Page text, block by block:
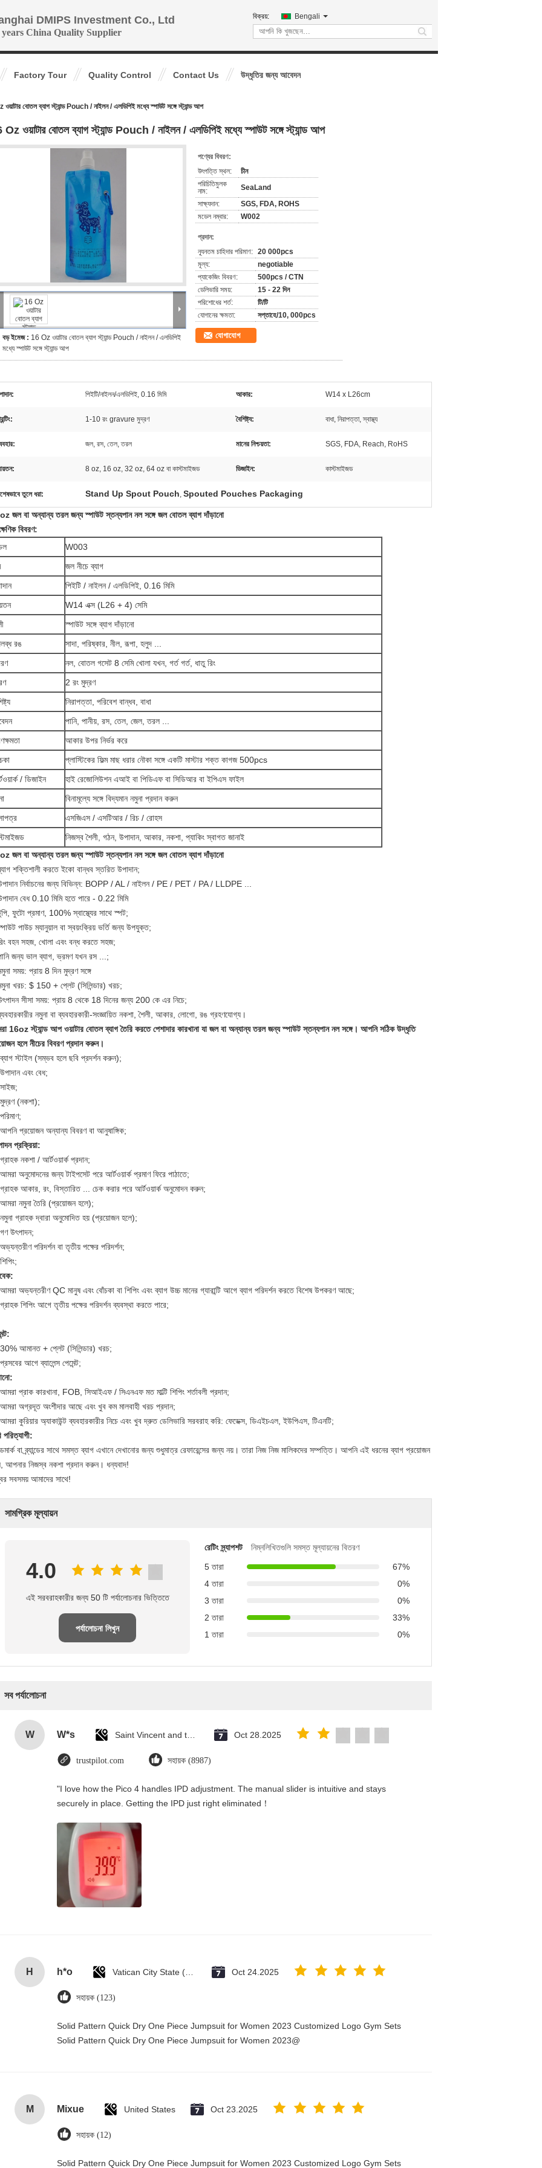
DMIPS Investment Co., Ltd
years China Quality Supplier
বিক্রয়: Bengali
search
Factory Tour Quality Control Contact Us উদ্ধৃতির জন্য আবেদন
বোতল ব্যাগ স্ট্যান্ড Pouch / নাইলন / এলডিপিই মধ্যে স্পাউট সঙ্গে স্ট্যান্ড আপ
Oz ওয়াটার বোতল ব্যাগ স্ট্যান্ড Pouch / নাইলন / এলডিপিই মধ্যে স্পাউট সঙ্গে স্ট্যান্ড আপ
বড় ইমেজ : 16 Oz ওয়াটার বোতল ব্যাগ স্ট্যান্ড Pouch / নাইলন / এলডিপিই
মধ্যে স্পাউট সঙ্গে স্ট্যান্ড আপ
পণ্যের বিবরণ:
উৎপত্তি স্থল:
চীন
পরিচিতিমুলক
নাম:
SeaLand
সাক্ষ্যদান:
SGS, FDA, ROHS
মডেল নম্বার:
W002
প্রদান:
ন্যূনতম চাহিদার পরিমাণ: 20 000pcs
মূল্য:
negotiable
প্যাকেজিং বিবরণ:
500pcs / CTN
ডেলিভারি সময়:
15 - 22 দিন
পরিশোধের শর্ত:
টি/টি
যোগানের ক্ষমতা:
সপ্তাহে/10, 000pcs
যোগাযোগ
পিইটি/নাইলন/এলডিপিই, 0.16 মিমি আকার: W14 x L26cm
1-10 রং gravure মুদ্রণ বৈশিষ্ট্য: বাধা, নিরাপত্তা, স্বাস্থ্য
জল, রস, তেল, তরল মানের নিশ্চয়তা: SGS, FDA, Reach, RoHS
8 oz, 16 oz, 32 oz, 64 oz বা কাস্টমাইজড ডিজাইন: কাস্টমাইজড
তুলে ধরা: Stand Up Spout Pouch, Spouted Pouches Packaging
জল বা অন্যান্য তরল জন্য স্পাউট স্তন্যপান নল সঙ্গে জল বোতল ব্যাগ দাঁড়ানো
বিবরণ:
W003
জল নীচে ব্যাগ
পিইটি / নাইলন / এলডিপিই, 0.16 মিমি
W14 এক্স (L26 + 4) সেমি
স্পাউট সঙ্গে ব্যাগ দাঁড়ানো
রঙ
সাদা, পরিষ্কার, নীল, রূপা, হলুদ ...
নল, বোতল গসেট 8 সেমি খোলা যখন, গর্ত গর্ত, ধাতু রিং
2 রং মুদ্রণ
নিরাপত্তা, পরিবেশ বান্ধব, বাধা
পানি, পানীয়, রস, তেল, জেল, তরল ...
আকার উপর নির্ভর করে
প্লাস্টিকের ফিল্ম মাছ ধরার নৌকা সঙ্গে একটি মাস্টার শক্ত কাগজ 500pcs
/ ডিজাইন
হাই রেজোলিউশন এআই বা পিডিএফ বা সিডিআর বা ইপিএস ফাইল
বিনামূল্যে সঙ্গে বিদ্যমান নমুনা প্রদান করুন
এসজিএস / এসটিআর / রিচ / রোহস
নিজস্ব শৈলী, গঠন, উপাদান, আকার, নকশা, প্যাকিং স্বাগত জানাই
জল বা অন্যান্য তরল জন্য স্পাউট স্তন্যপান নল সঙ্গে জল বোতল ব্যাগ দাঁড়ানো
শক্তিশালী করতে ইকো বান্ধব স্তরিত উপাদান;
নির্বাচনের জন্য বিভিন্ন: BOPP / AL / নাইলন / PE / PET / PA / LLDPE ...
বেধ 0.10 মিমি হতে পারে - 0.22 মিমি
ফুটো প্রমাণ, 100% স্বাস্থ্যের সাথে স্পট;
পাউচ ম্যানুয়াল বা স্বয়ংক্রিয় ভর্তি জন্য উপযুক্ত;
বহন সহজ, খোলা এবং বন্ধ করতে সহজ;
জন্য ভাল ব্যাগ, ভ্রমণ যখন রস ...;
সময়: প্রায় 8 দিন মুদ্রণ সঙ্গে
খরচ: $ 150 + প্লেট (সিলিন্ডার) খরচ;
সীসা সময়: প্রায় 8 থেকে 18 দিনের জন্য 200 কে এর নিচে;
নমুনা বা ব্যবহারকারী-সংজ্ঞায়িত নকশা, শৈলী, আকার, লোগো, রঙ গ্রহণযোগ্য।
16oz স্ট্যান্ড আপ ওয়াটার বোতল ব্যাগ তৈরি করতে পেশাদার কারখানা যা জল বা অন্যান্য তরল জন্য স্পাউট স্তন্যপান নল সঙ্গে। আপনি সঠিক উদ্ধৃতি
হলে নীচের বিবরণ প্রদান করুন।
স্টাইল (সম্ভব হলে ছবি প্রদর্শন করুন);
এবং বেধ;
(নকশা);
প্রয়োজন অন্যান্য বিবরণ বা আনুষাঙ্গিক;
প্রক্রিয়া:
নকশা / আর্টওয়ার্ক প্রদান;
অনুমোদনের জন্য টাইপসেট পরে আর্টওয়ার্ক প্রমাণ ফিরে পাঠাতে;
আকার, রং, বিস্তারিত ... চেক করার পরে আর্টওয়ার্ক অনুমোদন করুন;
নমুনা তৈরি (প্রয়োজন হলে);
গ্রাহক দ্বারা অনুমোদিত হয় (প্রয়োজন হলে);
উৎপাদন;
পরিদর্শন বা তৃতীয় পক্ষের পরিদর্শন;
অভ্যন্তরীণ QC মানুষ এবং বোঁচকা বা শিপিং এবং ব্যাগ উচ্চ মানের গ্যারান্টি আগে ব্যাগ পরিদর্শন করতে বিশেষ উপকরণ আছে;
শিপিং আগে তৃতীয় পক্ষের পরিদর্শন ব্যবস্থা করতে পারে;
আমানত + প্লেট (সিলিন্ডার) খরচ;
আগে ব্যালেন্স পেমেন্ট;
প্রাক কারখানা, FOB, সিআইএফ / সিএনএফ মত মাল্টি শিপিং শর্তাবলী প্রদান;
অগ্রদূত অংশীদার আছে এবং খুব কম মালবাহী খরচ প্রদান;
কুরিয়ার অ্যাকাউন্ট ব্যবহারকারীর নিচে এবং খুব দ্রুত ডেলিভারি সরবরাহ করি: ফেডেক্স, ডিএইচএল, ইউপিএস, টিএনটি;
পরিত্যাগী:
বা ব্র্যান্ডের সাথে সমস্ত ব্যাগ এখানে দেখানোর জন্য শুধুমাত্র রেফারেন্সের জন্য নয়। তারা নিজ নিজ মালিকদের সম্পত্তি। আপনি এই ধরনের ব্যাগ প্রয়োজন
আপনার নিজস্ব নকশা প্রদান করুন। ধন্যবাদ!
সবসময় আমাদের সাথে!
সামগ্রিক মূল্যায়ন
4.0
এই সরবরাহকারীর জন্য 50 টি পর্যালোচনার ভিত্তিতে
পর্যালোচনা লিখুন
রেটিং স্ন্যাপশট
নিম্নলিখিতগুলি সমস্ত মূল্যায়নের বিতরণ
5 তারা
67%
4 তারা
0%
3 তারা
0%
2 তারা
33%
1 তারা
0%
সব পর্যালোচনা
W W*s Oct 28.2025
trustpilot.com সহায়ক (8987)
"I love how the Pico 4 handles IPD adjustment. The manual slider is intuitive and stays
securely in place. Getting the IPD just right eliminated！
H h*o Oct 24.2025
সহায়ক (123)
Solid Pattern Quick Dry One Piece Jumpsuit for Women 2023 Customized Logo Gym Sets
Solid Pattern Quick Dry One Piece Jumpsuit for Women 2023@
M Mixue United States Oct 23.2025
সহায়ক (12)
Solid Pattern Quick Dry One Piece Jumpsuit for Women 2023 Customized Logo Gym Sets